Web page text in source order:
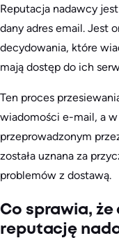
Reputacja nadawcy
dany adres email. Jest
decydowania, które
mają dostęp do ich
Ten proces
wiadomości e-mail, a
przeprowadzonym
została uznana za
problemów z dostawą.
Co sprawia, że
reputację